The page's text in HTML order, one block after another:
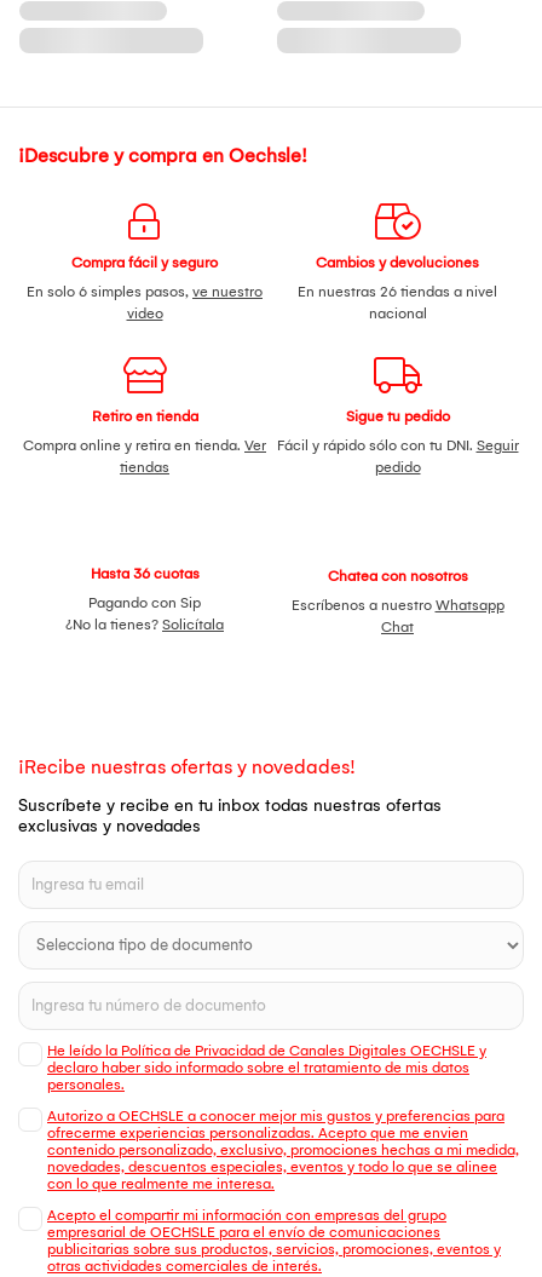
¡Descubre y compra en Oechsle!
Compra fácil y seguro
En solo 6 simples pasos, ve nuestro
video
Cambios y devoluciones
En nuestras 26 tiendas a nivel
nacional
Retiro en tienda
Compra online y retira en tienda. Ver
tiendas
Sigue tu pedido
Fácil y rápido sólo con tu DNI. Seguir
pedido
Hasta 36 cuotas
Pagando con Sip
¿No la tienes? Solicítala
Chatea con nosotros
Escríbenos a nuestro Whatsapp
Chat
¡Recibe nuestras ofertas y novedades!
Suscríbete y recibe en tu inbox todas nuestras ofertas
exclusivas y novedades
He leído la Política de Privacidad de Canales Digitales OECHSLE y
declaro haber sido informado sobre el tratamiento de mis datos
personales.
Autorizo a OECHSLE a conocer mejor mis gustos y preferencias para
ofrecerme experiencias personalizadas. Acepto que me envien
contenido personalizado, exclusivo, promociones hechas a mi medida,
novedades, descuentos especiales, eventos y todo lo que se alinee
con lo que realmente me interesa.
Acepto el compartir mi información con empresas del grupo
empresarial de OECHSLE para el envío de comunicaciones
publicitarias sobre sus productos, servicios, promociones, eventos y
otras actividades comerciales de interés.